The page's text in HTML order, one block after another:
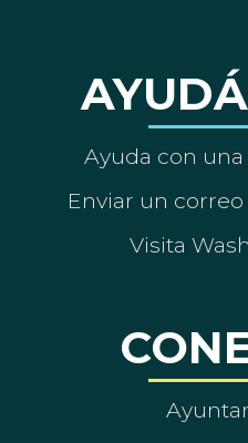
Ayuda con
Enviar un
Visita